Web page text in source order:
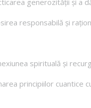
generozității și a
responsabilă și
spirituală și
principiilor cuantice